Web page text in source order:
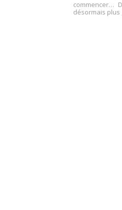
commencer…
désormais plus